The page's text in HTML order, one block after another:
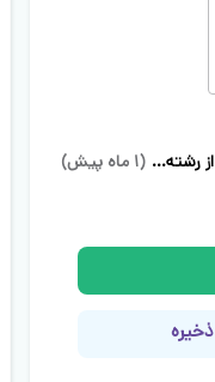
استخدام کارشناس پیاده سازی نرم افزار ( از رشته‌های متنوع) (۱ ماه پیش )
ذخیره